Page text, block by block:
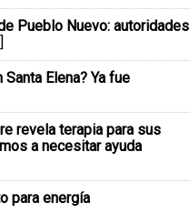
Pueblo Nuevo: autoridades
]
Elena? Ya fue
revela terapia para sus
a necesitar ayuda
para energía